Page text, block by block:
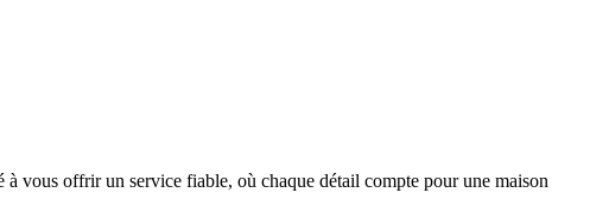
à vous offrir un service fiable, où chaque détail compte pour une maison